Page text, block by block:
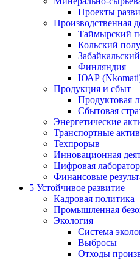
Проекты
Производственная
Таймырский
Кольский
Финляндия
ЮАР
Продукция и сбыт
Продуктовая
Сбытовая
Энергетические
Транспортные
Техпрорыв
Инновационная
Цифровая
Финансовые
5 Устойчивое развитие
Кадровая политика
Промышленная
Экология
Система
Выбросы
Отходы